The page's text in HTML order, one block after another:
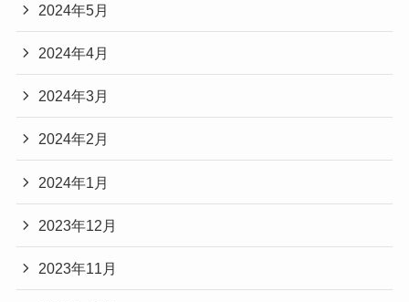
2024年5月
2024年4月
2024年3月
2024年2月
2024年1月
2023年12月
2023年11月